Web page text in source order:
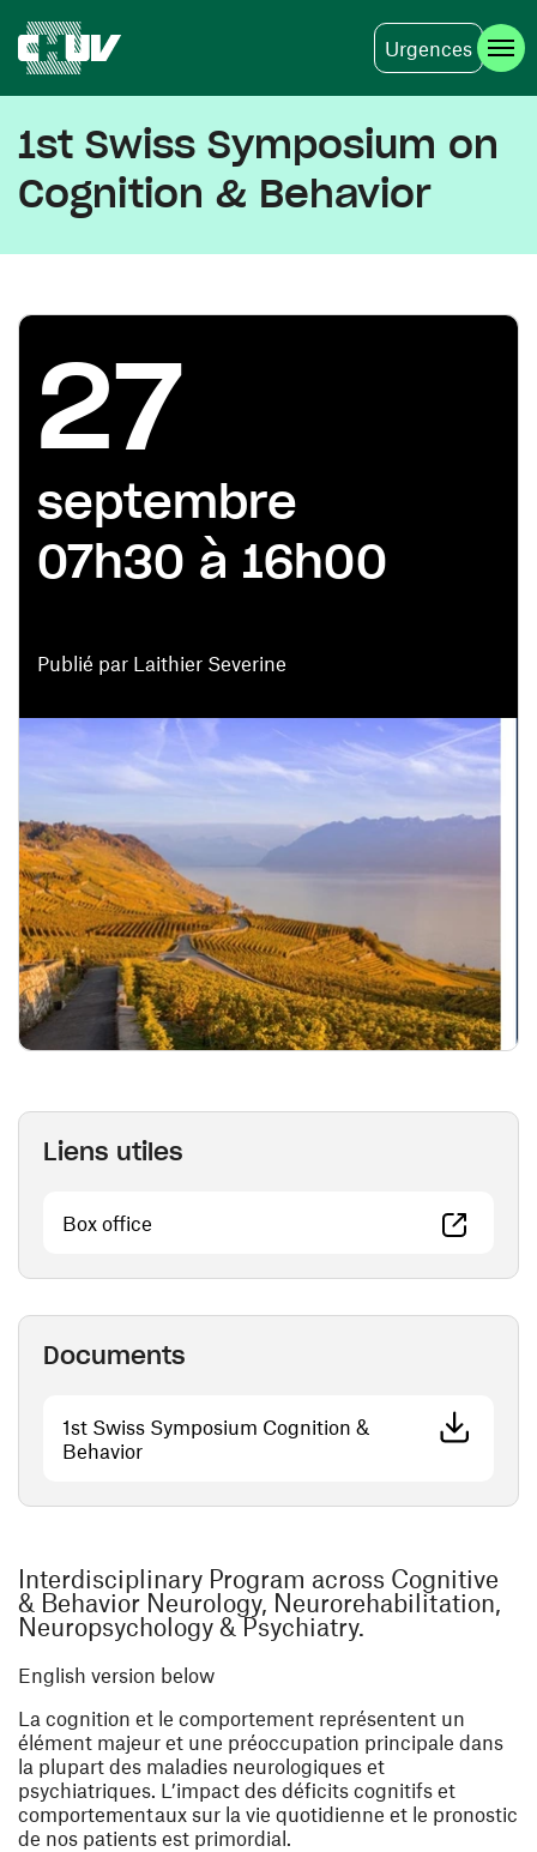
Urgences
1st Swiss Symposium on
Cognition & Behavior
Publié par Laithier Severine
27
septembre
07h30 à 16h00
Liens utiles
Box office
Documents
1st Swiss Symposium Cognition &
Behavior(ouvre une nouvelle fenêtre)
Interdisciplinary Program across Cognitive
& Behavior Neurology, Neurorehabilitation,
Neuropsychology & Psychiatry.
English version below
La cognition et le comportement représentent un
élément majeur et une préoccupation principale dans
la plupart des maladies neurologiques et
psychiatriques. L’impact des déficits cognitifs et
comportementaux sur la vie quotidienne et le pronostic
de nos patients est primordial.